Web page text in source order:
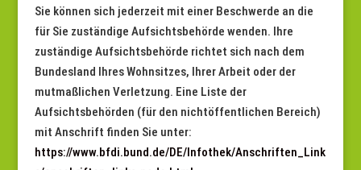
Sie können sich jederzeit mit einer Beschwerde an die
für Sie zuständige Aufsichtsbehörde wenden. Ihre
zuständige Aufsichtsbehörde richtet sich nach dem
Bundesland Ihres Wohnsitzes, Ihrer Arbeit oder der
mutmaßlichen Verletzung. Eine Liste der
Aufsichtsbehörden (für den nichtöffentlichen Bereich)
mit Anschrift finden Sie unter:
https://www.bfdi.bund.de/DE/Infothek/Anschriften_Link